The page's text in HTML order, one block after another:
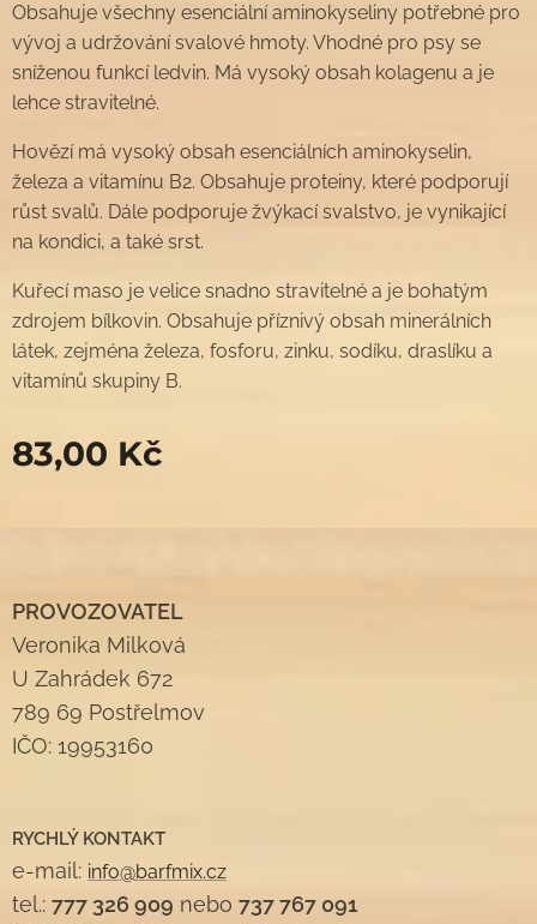
Obsahuje všechny esenciální aminokyseliny potřebné pro
vývoj a udržování svalové hmoty. Vhodné pro psy se
sníženou funkcí ledvin. Má vysoký obsah kolagenu a je
lehce stravitelné.
Hovězí má vysoký obsah esenciálních aminokyselin,
železa a vitamínu B2. Obsahuje proteiny, které podporují
růst svalů. Dále podporuje žvýkací svalstvo, je vynikající
na kondici, a také srst.
Kuřecí maso je velice snadno stravitelné a je bohatým
zdrojem bílkovin. Obsahuje příznivý obsah minerálních
látek, zejména železa, fosforu, zinku, sodíku, draslíku a
vitamínů skupiny B.
83,00 Kč
PROVOZOVATEL
Veronika Milková
U Zahrádek 672
789 69 Postřelmov
IČO: 19953160
RYCHLÝ KONTAKT
e-mail: info@barfmix.cz
tel.: 777 326 909 nebo 737 767 091